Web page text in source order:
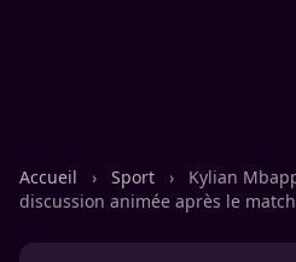
Accueil › Sport ›
Kylian
discussion animée après le